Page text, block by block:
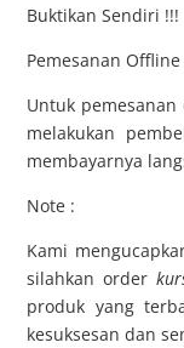
Buktikan Sendiri !!!
Pemesanan Offline
Untuk
melakukan
membayarnya
Note :
Kami
silahkan order
produk yang
kesuksesan dan